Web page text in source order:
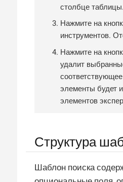
столбце таблицы.
Нажмите на
инструментов.
Нажмите на
удалит
элементы будет
элементов
Структура
Шаблон поиска